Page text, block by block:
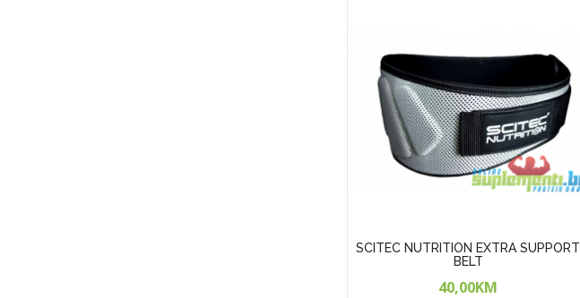
SCITEC NUTRITION EXTRA SUPPORT
BELT
40,00KM